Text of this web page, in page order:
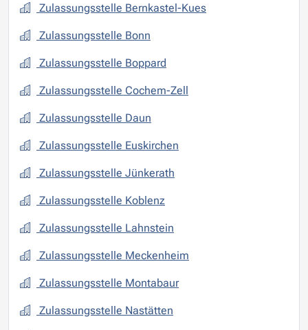
Zulassungsstelle Bernkastel-Kues
Zulassungsstelle Bonn
Zulassungsstelle Boppard
Zulassungsstelle Cochem-Zell
Zulassungsstelle Daun
Zulassungsstelle Euskirchen
Zulassungsstelle Jünkerath
Zulassungsstelle Koblenz
Zulassungsstelle Lahnstein
Zulassungsstelle Meckenheim
Zulassungsstelle Montabaur
Zulassungsstelle Nastätten